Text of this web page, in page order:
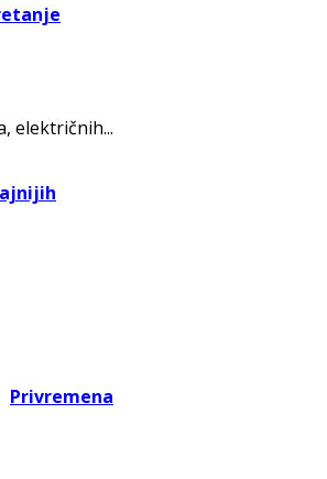
električnih...
Privremena